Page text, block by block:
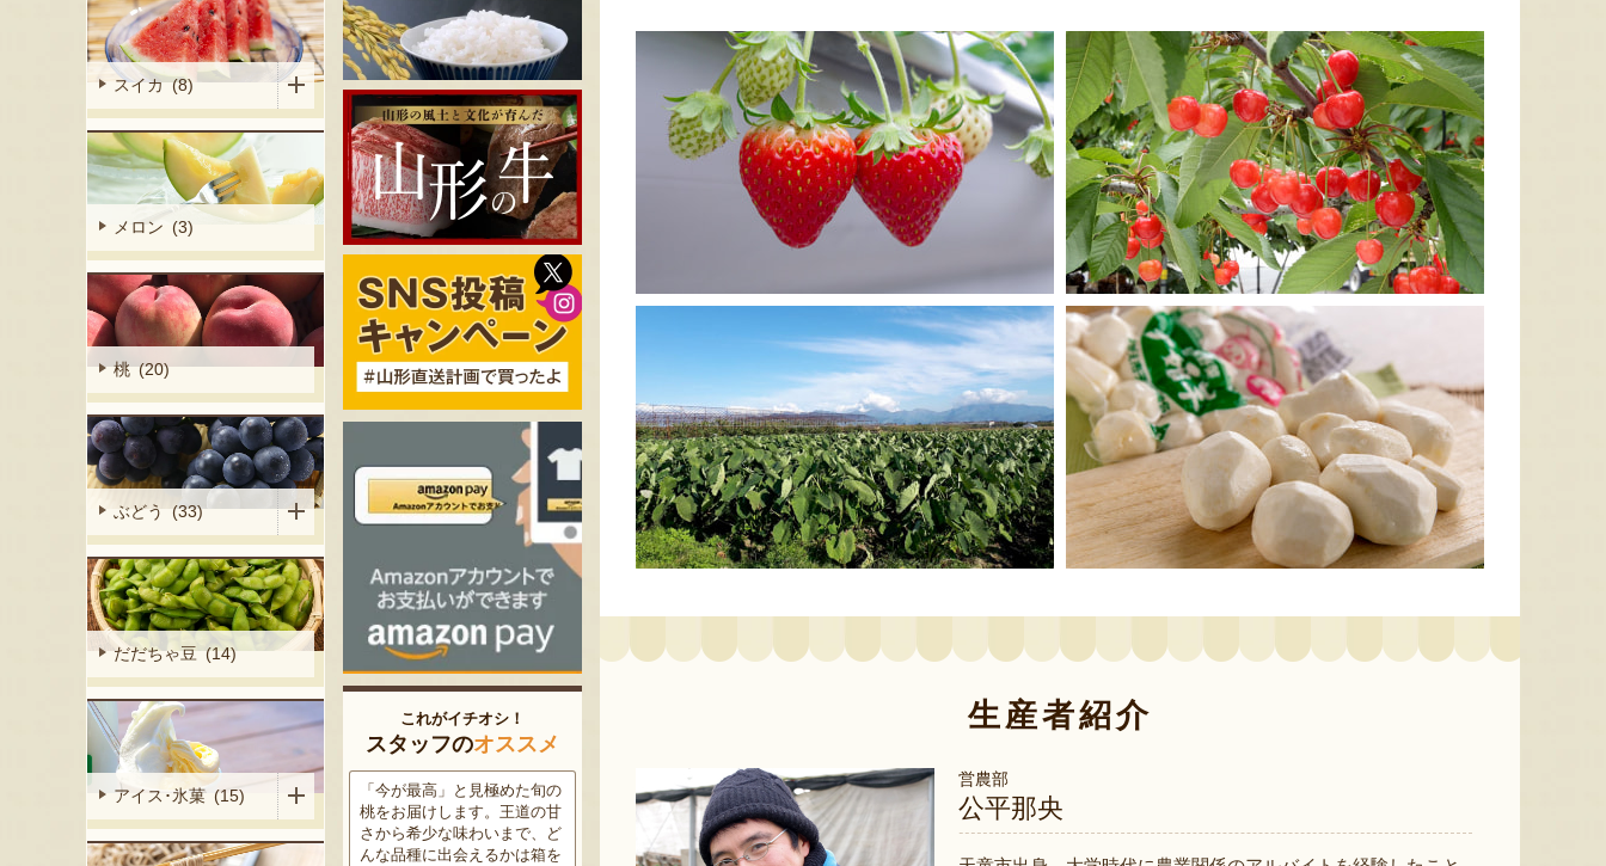
生産者紹介
営農部
公平那央
スイカ (8)
メロン (3)
桃 (20)
ぶどう (33)
だだちゃ豆 (14)
アイス･氷菓 (15)
これがイチオシ！
スタッフのオススメ
「今が最高」と見極めた旬の
桃をお届けします。王道の甘
さから希少な味わいまで、ど
んな品種に出会えるかは箱を
米沢牛は、非常に厳しい条件
をクリアした最高級のブラン
ド牛。美しいサシ・きめ細か
な肉質・とろける食感・濃厚
三和油脂の看板商品「まいに
ちのこめ油」は、新鮮な国産
の「米ぬか」から作られた食
用油。油特有の臭いやクセが
果樹栽培が盛んな東根市で育
った「白桃」。あえて大玉で
はなく、美味しさや食感を重
視した「中玉」にこだわって
ー」。色をテーマに、素材の
組み合わせやカットの仕方に
の」。存在感のある大きさ
と、果物にも負けない濃厚な